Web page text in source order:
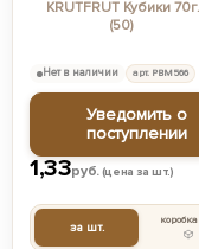
KRUTFRUT Кубики 70г
(50)
1,33руб.(цена за шт.)
за шт. коробка
Нет в наличии арт. РВМ566
Уведомить о
поступлении